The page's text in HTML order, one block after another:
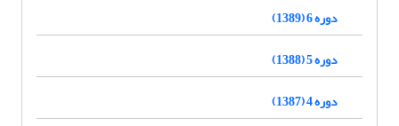
دوره 6 (1389)
دوره 5 (1388)
دوره 4 (1387)